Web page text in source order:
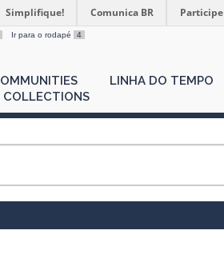
Simplifique! Comunica BR Participe
Ir para o rodapé 4
COLLECTIONS
LINHA DO TEMPO